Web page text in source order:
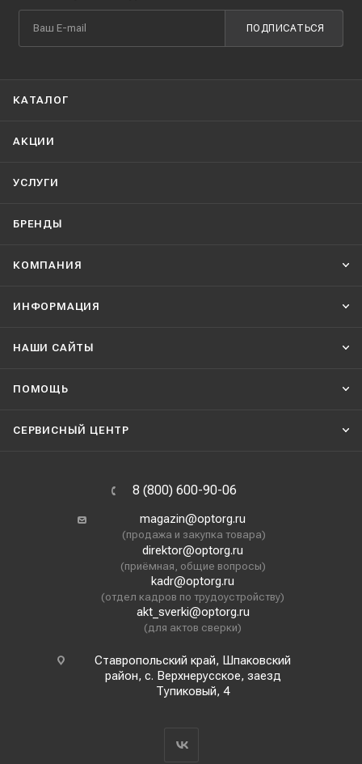
ПОДПИСАТЬСЯ
КАТАЛОГ
АКЦИИ
УСЛУГИ
БРЕНДЫ
КОМПАНИЯ
ИНФОРМАЦИЯ
НАШИ CАЙТЫ
ПОМОЩЬ
СЕРВИСНЫЙ ЦЕНТР
8 (800) 600-90-06
magazin@optorg.ru
(продажа и закупка товара)
direktor@optorg.ru
(приёмная, общие вопросы)
kadr@optorg.ru
(отдел кадров по трудоустройству)
akt_sverki@optorg.ru
(для актов сверки)
Ставропольский край, Шпаковский
район, с. Верхнерусское, заезд
Тупиковый, 4